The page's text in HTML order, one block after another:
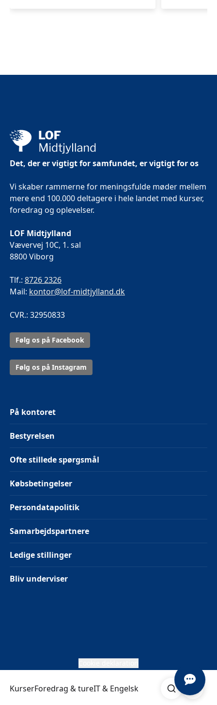
KurserForedrag & tureIT & Engelsk Søg Åben
Det, der er vigtigt for samfundet, er vigtigt for os
Vi skaber rammerne for meningsfulde møder mellem
mere end 100.000 deltagere i hele landet med kurser,
foredrag og oplevelser.
LOF Midtjylland
Vævervej 10C, 1. sal
8800 Viborg
Tlf.: 8726 2326
Mail: kontor@lof-midtjylland.dk
CVR.: 32950833
Følg os på Facebook
Følg os på Instagram
På kontoret
Bestyrelsen
Ofte stillede spørgsmål
Købsbetingelser
Persondatapolitik
Samarbejdspartnere
Ledige stillinger
Bliv underviser